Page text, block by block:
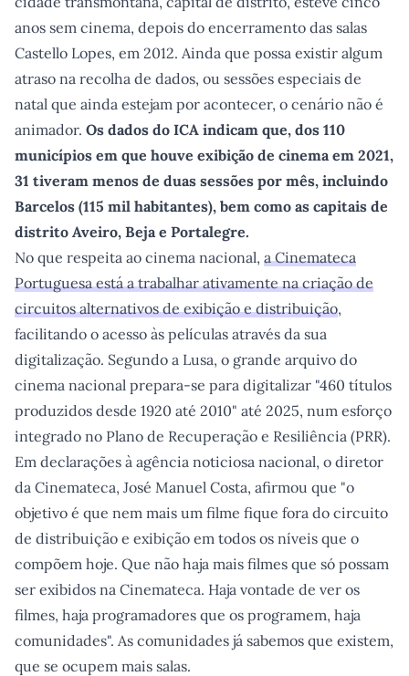
anos sem cinema, depois do encerramento das salas
Castello Lopes, em 2012. Ainda que possa existir algum
atraso na recolha de dados, ou sessões especiais de
natal que ainda estejam por acontecer, o cenário não é
animador. Os dados do ICA indicam que, dos 110
municípios em que houve exibição de cinema em 2021,
31 tiveram menos de duas sessões por mês, incluindo
Barcelos (115 mil habitantes), bem como as capitais de
distrito Aveiro, Beja e Portalegre.
No que respeita ao cinema nacional, a Cinemateca
Portuguesa está a trabalhar ativamente na criação de
circuitos alternativos de exibição e distribuição,
facilitando o acesso às películas através da sua
digitalização. Segundo a Lusa, o grande arquivo do
cinema nacional prepara-se para digitalizar "460 títulos
produzidos desde 1920 até 2010" até 2025, num esforço
integrado no Plano de Recuperação e Resiliência (PRR).
Em declarações à agência noticiosa nacional, o diretor
da Cinemateca, José Manuel Costa, afirmou que "o
objetivo é que nem mais um filme fique fora do circuito
de distribuição e exibição em todos os níveis que o
compõem hoje. Que não haja mais filmes que só possam
ser exibidos na Cinemateca. Haja vontade de ver os
filmes, haja programadores que os programem, haja
comunidades". As comunidades já sabemos que existem,
que se ocupem mais salas.